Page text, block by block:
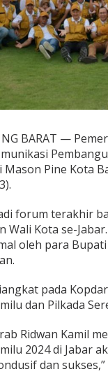
BARAT —
Pine Kota
forum terakhir
Wali Kota se-
oleh para
pada
dan Pilkada
Ridwan Kamil
2024 di Jabar
dan sukses,”